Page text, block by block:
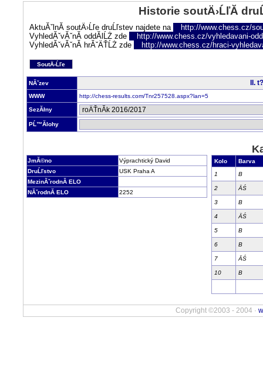
Historie soutÄ›ĹľĂ­
AktuĂˇlnĂ­ soutÄ›Ĺľe druĹľstev najdete na
http://www.chess.cz/
VyhledĂˇvĂˇnĂ­ oddĂ­lĹŻ zde
http://www.chess.cz/vyhledavani-
VyhledĂˇvĂˇnĂ­ hrĂˇÄŤĹŻ zde
http://www.chess.cz/hraci-
SoutÄ›Ĺľe
NĂˇzev II.
WWW http://chess-results.com/Tnr257528.aspx?lan=5
SezĂłny
PĹ™Ă­lohy
JmĂ©no
Výprachtický David
DruĹľstvo
USK Praha A
MezinĂˇrodnĂ­ ELO
NĂˇrodnĂ­ ELO
2252
Kolo
Barva
1
B
2 ÄŚ
3 B
4 ÄŚ
5 B
6 B
7 ÄŚ
10 B
Copyright ©2003 - 2004 ·